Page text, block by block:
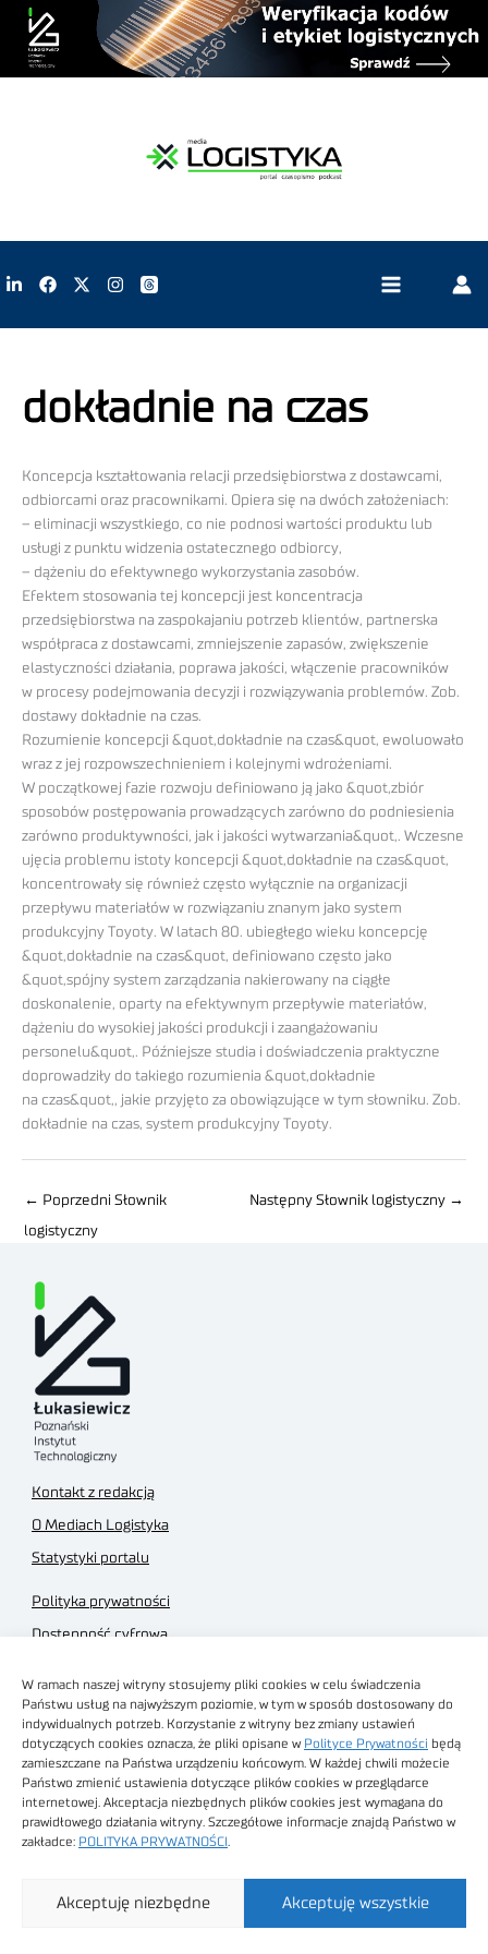
W ramach naszej witryny stosujemy pliki cookies w celu świadczenia
Państwu usług na najwyższym poziomie, w tym w sposób dostosowany do
indywidualnych potrzeb. Korzystanie z witryny bez zmiany ustawień
dotyczących cookies oznacza, że pliki opisane w Polityce Prywatności będą
zamieszczane na Państwa urządzeniu końcowym. W każdej chwili możecie
Państwo zmienić ustawienia dotyczące plików cookies w przeglądarce
internetowej. Akceptacja niezbędnych plików cookies jest wymagana do
prawidłowego działania witryny. Szczegółowe informacje znajdą Państwo w
zakładce: POLITYKA PRYWATNOŚCI
Akceptuję wszystkie
Akceptuję niezbędne
dokładnie na czas
Koncepcja kształtowania relacji przedsiębiorstwa z dostawcami,
odbiorcami oraz pracownikami. Opiera się na dwóch założeniach:
– eliminacji wszystkiego, co nie podnosi wartości produktu lub
usługi z punktu widzenia ostatecznego odbiorcy,
– dążeniu do efektywnego wykorzystania zasobów.
Efektem stosowania tej koncepcji jest koncentracja
przedsiębiorstwa na zaspokajaniu potrzeb klientów, partnerska
współpraca z dostawcami, zmniejszenie zapasów, zwiększenie
elastyczności działania, poprawa jakości, włączenie pracowników
w procesy podejmowania decyzji i rozwiązywania problemów. Zob.
dostawy dokładnie na czas.
Rozumienie koncepcji &quot,dokładnie na czas&quot, ewoluowało
wraz z jej rozpowszechnieniem i kolejnymi wdrożeniami.
W początkowej fazie rozwoju definiowano ją jako &quot,zbiór
sposobów postępowania prowadzących zarówno do podniesienia
zarówno produktywności, jak i jakości wytwarzania&quot,. Wczesne
ujęcia problemu istoty koncepcji &quot,dokładnie na czas&quot,
koncentrowały się również często wyłącznie na organizacji
przepływu materiałów w roz­wiązaniu znanym jako system
produkcyjny Toyoty. W latach 80. ubiegłego wieku koncep­cję
&quot,dokładnie na czas&quot, definiowano często jako
&quot,spójny system zarządzania nakierowany na ciągłe
doskonalenie, oparty na efektywnym przepływie materiałów,
dążeniu do wysokiej jakości produkcji i zaangażowaniu
personelu&quot,. Późniejsze studia i doświadczenia praktyczne
doprowadziły do takiego rozumienia &quot,dokładnie
na czas&quot,, jakie przyjęto za obowiązujące w tym słowniku. Zob.
dokładnie na czas, system produkcyjny Toyoty.
← Poprzedni Słownik
logistyczny
Następny Słownik logistyczny →
Kontakt z redakcją
O Mediach Logistyka
Statystyki portalu
Polityka prywatności
Dostępność cyfrowa
Regulamin sklepu
Obrazy stockowe
autorstwa
Technologiczny